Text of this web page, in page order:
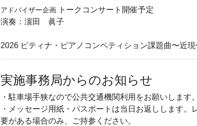
アドバイザー企画 トークコンサート開催予定
演奏：濵田 眞子
2026 ピティナ・ピアノコンペティション課題曲〜近
実施事務局からのお知らせ
・駐車場手狭なので公共交通機関利用をお願いします。
・メッセージ用紙・パスポートは当日お返しします
要がある場合のみ、ご持参ください。